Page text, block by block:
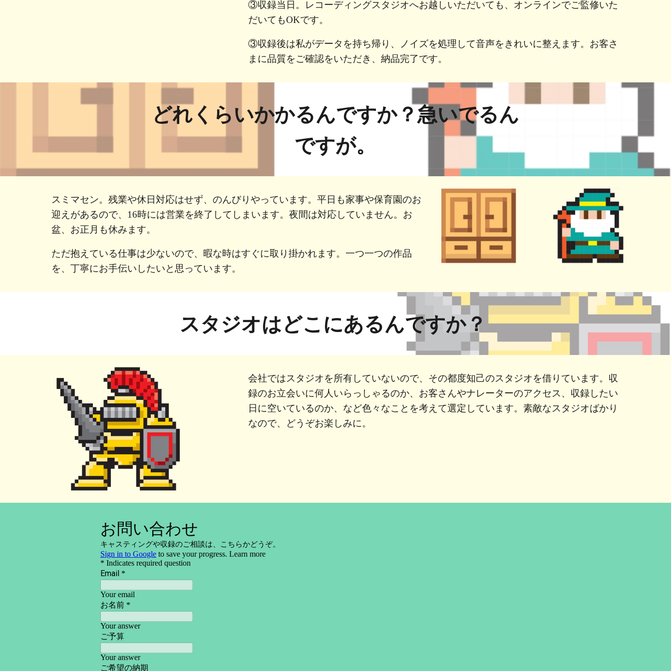
③収録当日。レコーディングスタジオへお越しいただいても、オンラインでご監修いた
だいてもOKです。
③収録後は私がデータを持ち帰り、ノイズを処理して音声をきれいに整えます。お客さ
まに品質をご確認をいただき、納品完了です。
どれくらいかかるんですか？急いでるん
ですが。
スミマセン。残業や休日対応はせず、のんびりやっています。平日も家事や保育園のお
迎えがあるので、16時には営業を終了してしまいます。夜間は対応していません。お
盆、お正月も休みます。
ただ抱えている仕事は少ないので、暇な時はすぐに取り掛かれます。一つ一つの作品
を、丁寧にお手伝いしたいと思っています。
スタジオはどこにあるんですか？
会社ではスタジオを所有していないので、その都度知己のスタジオを借りています。収
録のお立会いに何人いらっしゃるのか、お客さんやナレーターのアクセス、収録したい
日に空いているのか、など色々なことを考えて選定しています。素敵なスタジオばかり
なので、どうぞお楽しみに。